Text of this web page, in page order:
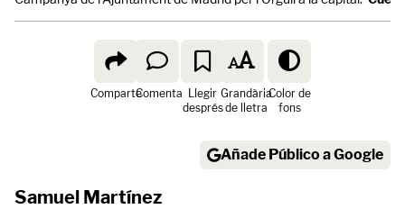
ComparteComenta Llegir
després
Grandària
de lletra
Color de
fons
Añade Público a Google
Samuel Martínez